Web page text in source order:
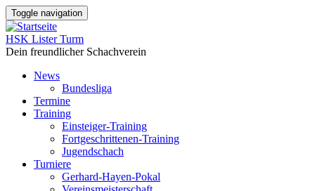
Direkt
zum
Inhalt
Toggle navigation
HSK Lister Turm
Dein freundlicher Schachverein
Main
navigation
News
Bundesliga
Termine
Training
Einsteiger-Training
Fortgeschrittenen-Training
Jugendschach
Turniere
Gerhard-Hayen-Pokal